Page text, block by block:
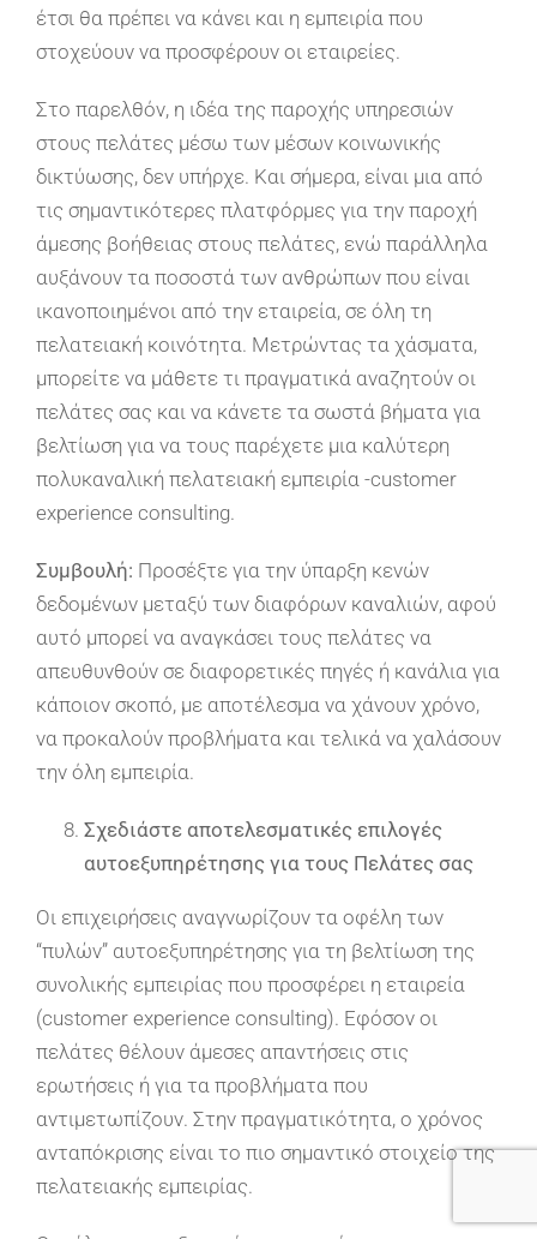
έτσι θα πρέπει να κάνει και η εμπειρία που
στοχεύουν να προσφέρουν οι εταιρείες.
Στο παρελθόν, η ιδέα της παροχής υπηρεσιών
στους πελάτες μέσω των μέσων κοινωνικής
δικτύωσης, δεν υπήρχε. Και σήμερα, είναι μια από
τις σημαντικότερες πλατφόρμες για την παροχή
άμεσης βοήθειας στους πελάτες, ενώ παράλληλα
αυξάνουν τα ποσοστά των ανθρώπων που είναι
ικανοποιημένοι από την εταιρεία, σε όλη τη
πελατειακή κοινότητα. Μετρώντας τα χάσματα,
μπορείτε να μάθετε τι πραγματικά αναζητούν οι
πελάτες σας και να κάνετε τα σωστά βήματα για
βελτίωση για να τους παρέχετε μια καλύτερη
πολυκαναλική πελατειακή εμπειρία -customer
experience consulting.
Συμβουλή: Προσέξτε για την ύπαρξη κενών
δεδομένων μεταξύ των διαφόρων καναλιών, αφού
αυτό μπορεί να αναγκάσει τους πελάτες να
απευθυνθούν σε διαφορετικές πηγές ή κανάλια για
κάποιον σκοπό, με αποτέλεσμα να χάνουν χρόνο,
να προκαλούν προβλήματα και τελικά να χαλάσουν
την όλη εμπειρία.
Σχεδιάστε αποτελεσματικές επιλογές
αυτοεξυπηρέτησης για τους Πελάτες σας
Οι επιχειρήσεις αναγνωρίζουν τα οφέλη των
“πυλών” αυτοεξυπηρέτησης για τη βελτίωση της
συνολικής εμπειρίας που προσφέρει η εταιρεία
(customer experience consulting). Εφόσον οι
πελάτες θέλουν άμεσες απαντήσεις στις
ερωτήσεις ή για τα προβλήματα που
αντιμετωπίζουν. Στην πραγματικότητα, ο χρόνος
ανταπόκρισης είναι το πιο σημαντικό στοιχείο της
πελατειακής εμπειρίας.